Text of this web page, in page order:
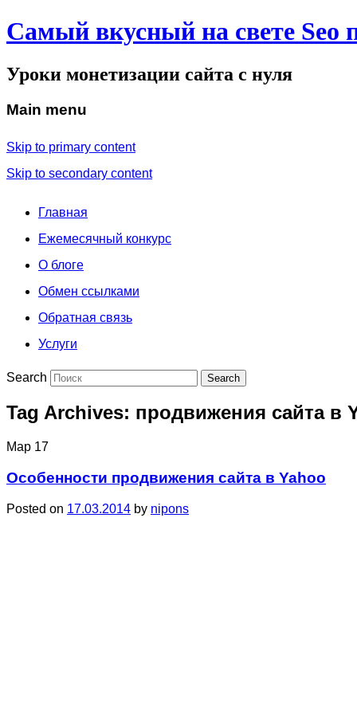
Самый вкусный на свете Seo
Уроки монетизации сайта с нуля
Main menu
Skip to primary content
Skip to secondary content
Главная
Ежемесячный конкурс
О блоге
Обмен ссылками
Обратная связь
Услуги
Search
Tag Archives: продвижения сайта в
Мар 17
Особенности продвижения сайта в Yahoo
Posted on 17.03.2014 by nipons